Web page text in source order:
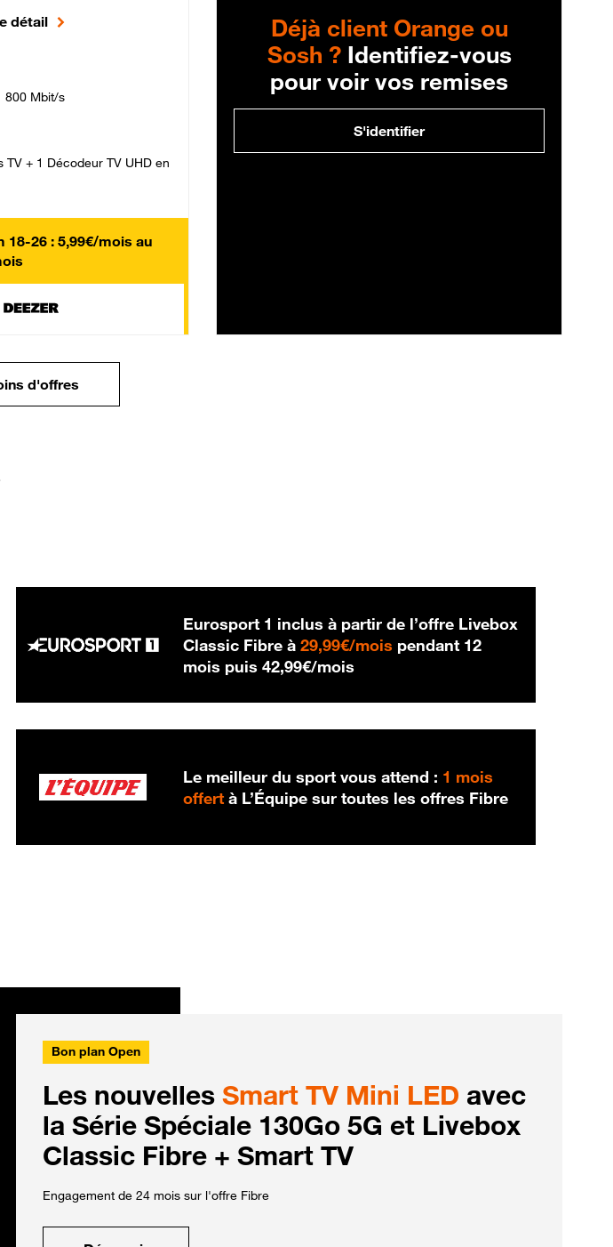
détail
800 Mbit/s
TV + 1 Décodeur TV UHD en
18-26 : 5,99€/mois au
Déjà client Orange ou
Sosh ?Identifiez-vous
pour voir vos remises
S'identifier
d'offres
Eurosport 1 inclus à partir de l’offre Livebox
Classic Fibre à29,99€/mois 29,99 € par mois
pendant 12
mois puis42,99€/mois
Le meilleur du sport vous attend : 1 mois
offert à L’Équipe sur toutes les offres Fibre
Bon plan Open
Les nouvelles Smart TV Mini LED avec
la Série Spéciale 130Go 5G et Livebox
Classic Fibre + Smart TV
Engagement de 24 mois sur l'offre Fibre